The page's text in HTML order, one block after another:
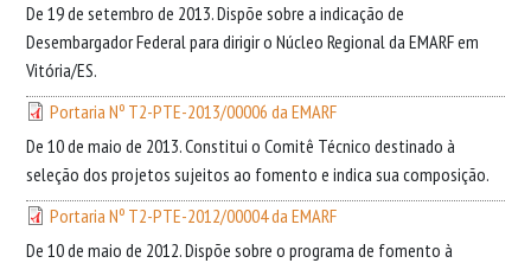
De 19 de setembro de 2013. Dispõe sobre a indicação de
Desembargador Federal para dirigir o Núcleo Regional da EMARF em
Vitória/ES.
Portaria Nº T2-PTE-2013/00006 da EMARF
De 10 de maio de 2013. Constitui o Comitê Técnico destinado à
seleção dos projetos sujeitos ao fomento e indica sua composição.
Portaria Nº T2-PTE-2012/00004 da EMARF
De 10 de maio de 2012. Dispõe sobre o programa de fomento à